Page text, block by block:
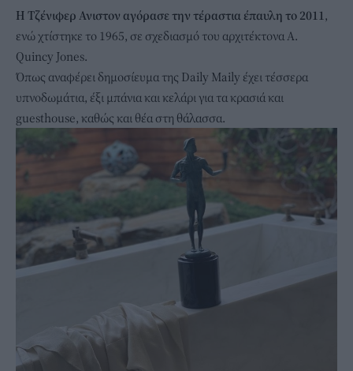
Η Τζένιφερ Ανιστον αγόρασε την τέραστια έπαυλη το 2011,
ενώ χτίστηκε το 1965, σε σχεδιασμό του αρχιτέκτονα A.
Quincy Jones.
Όπως αναφέρει δημοσίευμα της Daily Maily έχει τέσσερα
υπνοδωμάτια, έξι μπάνια και κελάρι για τα κρασιά και
guesthouse, καθώς και θέα στη θάλασσα.